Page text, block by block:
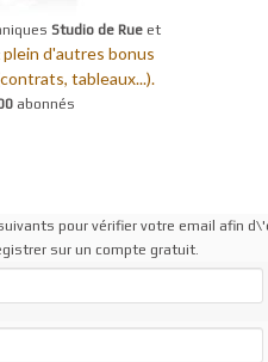
Studio de Rueet
plein d'autres bonus
tableaux...).
abonnés
pour vérifier votre email afin
sur un compte gratuit.